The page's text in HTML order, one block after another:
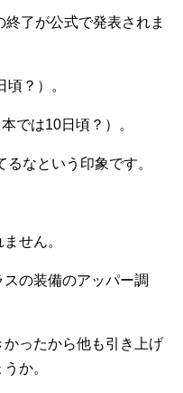
了が公式で発表されま
？）。
では10日頃？）。
なという印象です。
せん。
の装備のアッパー調
ったから他も引き上げ
か。